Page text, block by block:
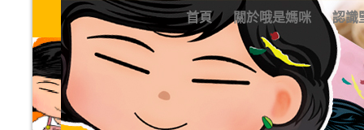
首頁 關於哦是媽咪 認識
青蘋果口味軟糖40公克
返回: 糖果餅乾
迷你酸甜水蜜